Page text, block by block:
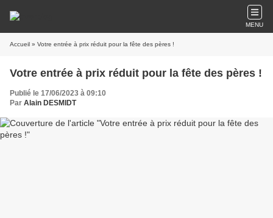
MENU
Accueil » Votre entrée à prix réduit pour la fête des pères !
Votre entrée à prix réduit pour la fête des pères !
Publié le 17/06/2023 à 09:10
Par Alain DESMIDT